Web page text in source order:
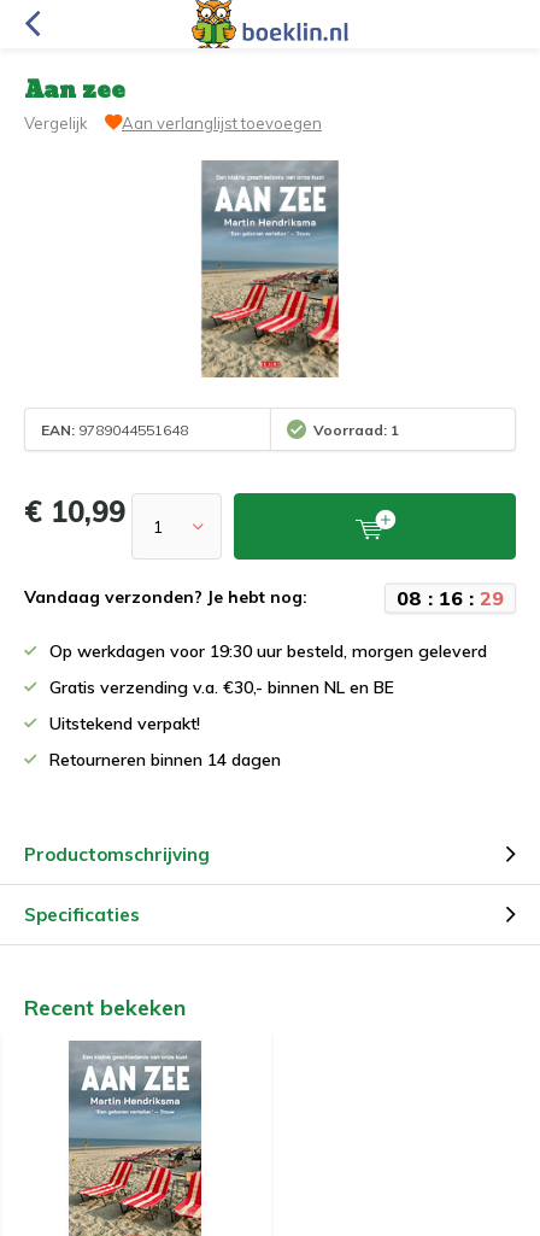
Aan zee
Vergelijk Aan verlanglijst toevoegen
EAN: 9789044551648 Voorraad: 1
€ 10,99
Vandaag verzonden? Je hebt nog: 08 : 16 : 29
Op werkdagen voor 19:30 uur besteld, morgen geleverd
Gratis verzending v.a. €30,- binnen NL en BE
Uitstekend verpakt!
Retourneren binnen 14 dagen
Productomschrijving
Specificaties
Recent bekeken